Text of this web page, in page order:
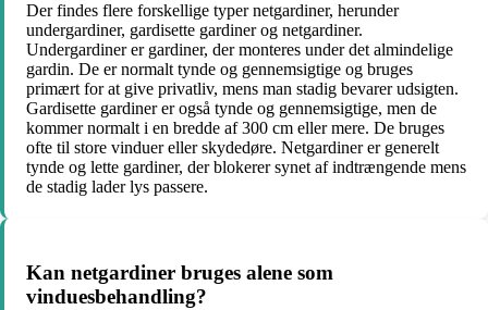
Der findes flere forskellige typer netgardiner, herunder
undergardiner, gardisette gardiner og netgardiner.
Undergardiner er gardiner, der monteres under det almindelige
gardin. De er normalt tynde og gennemsigtige og bruges
primært for at give privatliv, mens man stadig bevarer udsigten.
Gardisette gardiner er også tynde og gennemsigtige, men de
kommer normalt i en bredde af 300 cm eller mere. De bruges
ofte til store vinduer eller skydedøre. Netgardiner er generelt
tynde og lette gardiner, der blokerer synet af indtrængende mens
de stadig lader lys passere.
Kan netgardiner bruges alene som
vinduesbehandling?